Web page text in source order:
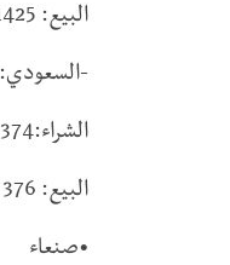
البيع: 1425
-السعودي:
الشراء:374
البيع: 376
•صنعاء